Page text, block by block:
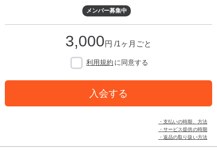
メンバー募集中
3,000円 /1ヶ月ごと
利用規約 に同意する
入会する
・支払いの時期、方法
・サービス提供の時期
・返品の取り扱い方法